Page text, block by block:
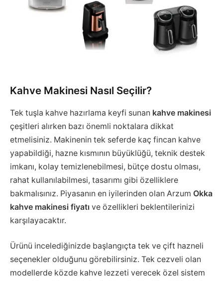
Kahve Makinesi Nasıl Seçilir?
Tek tuşla kahve hazırlama keyfi sunan kahve makinesi
çeşitleri alırken bazı önemli noktalara dikkat
etmelisiniz. Makinenin tek seferde kaç fincan kahve
yapabildiği, hazne kısmının büyüklüğü, teknik destek
imkanı, kolay temizlenebilmesi, bütçe dostu olması,
rahat kullanılabilmesi, tasarımı gibi özelliklere
bakmalısınız. Piyasanın en iyilerinden olan Arzum Okka
kahve makinesi fiyatı ve özellikleri beklentilerinizi
karşılayacaktır.
Ürünü incelediğinizde başlangıçta tek ve çift hazneli
seçenekler olduğunu görebilirsiniz. Tek cezveli olan
modellerde közde kahve lezzeti verecek özel sistem